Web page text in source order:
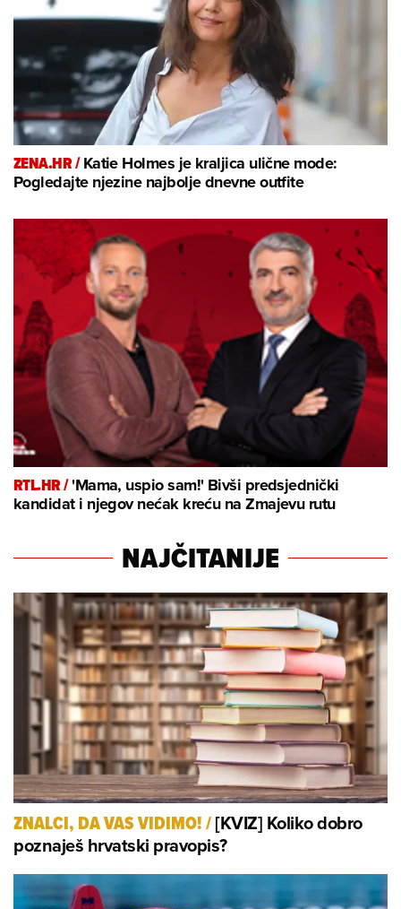
ZENA.HR /Katie Holmes je kraljica ulične mode:
Pogledajte njezine najbolje dnevne outfite
RTL.HR /'Mama, uspio sam!' Bivši predsjednički
kandidat i njegov nećak kreću na Zmajevu rutu
NAJČITANIJE
ZNALCI, DA VAS VIDIMO!/[KVIZ] Koliko dobro
poznaješ hrvatski pravopis?